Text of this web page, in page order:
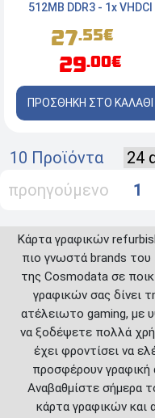
512ΜΒ DDR3 - 1x VHDCI
27.55€
29.00€
ΠΡΟΣΘΗΚΗ ΣΤΟ ΚΑΛΑΘΙ
10 Προϊόντα
προηγούμενο
1
Κάρτα γραφικών
πιο γνωστά brands
της Cosmodata σε
γραφικών σας δίνει
ατέλειωτο gaming, με
να ξοδέψετε πολλά
έχει φροντίσει να
προσφέρουν γραφική
Αναβαθμίστε σήμερα
κάρτα γραφικών και